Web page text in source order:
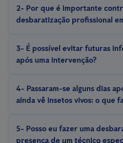
especializados, com iscos,
2- Por que é importante
desbaratização profissional
um técnico experiente conhece o
3- É possível evitar futuras
após uma intervenção?
de medidas preventivas, como a
de prevenção.
4- Passaram-se alguns dias
ainda vê insetos vivos: o que
pelo menos duas intervenções
5- Posso eu fazer uma
presença de um técnico